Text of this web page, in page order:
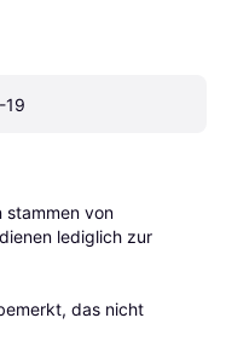
19
stammen von
lediglich zur
das nicht